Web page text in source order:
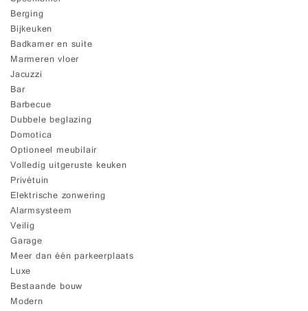
Berging
Bijkeuken
Badkamer en suite
Marmeren vloer
Jacuzzi
Bar
Barbecue
Dubbele beglazing
Domotica
Optioneel meubilair
Volledig uitgeruste keuken
Privétuin
Elektrische zonwering
Alarmsysteem
Veilig
Garage
Meer dan één parkeerplaats
Luxe
Bestaande bouw
Modern